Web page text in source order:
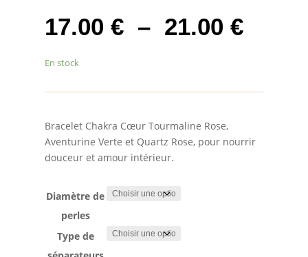
17.00 € – 21.00 €Plage
de
à
En stock
Bracelet Chakra Cœur Tourmaline Rose,
Aventurine Verte et Quartz Rose, pour nourrir
douceur et amour intérieur.
Diamètre de
perles
Type de